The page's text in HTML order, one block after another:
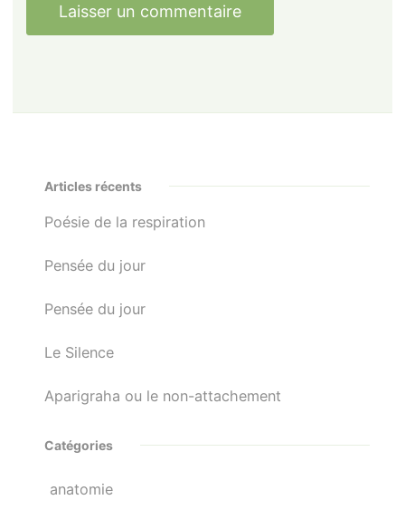
Articles récents
Poésie de la respiration
Pensée du jour
Pensée du jour
Le Silence
Aparigraha ou le non-attachement
Catégories
anatomie